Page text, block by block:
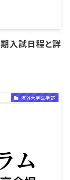
入試日程と詳
海外大学医学部